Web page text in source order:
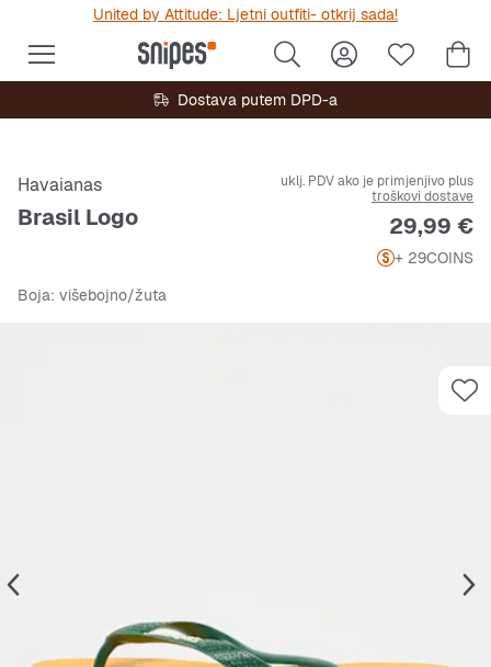
United by Attitude: Ljetni outfiti- otkrij sada!
Dostava putem DPD-a
Havaianas
Brasil Logo
uklj. PDV ako je primjenjivo plus
troškovi dostave
Cijena
29,99 €
+ 29COINS
Boja: višebojno/žuta